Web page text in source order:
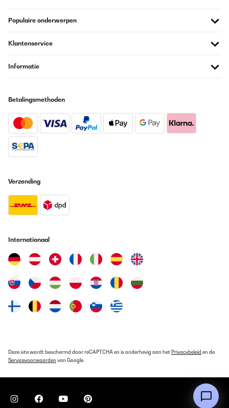
Populaire onderwerpen
Klantenservice
Informatie
Betalingsmethoden
Verzending
Internationaal
Deze site wordt beschermd door reCAPTCHA en is onderhevig aan het Privacybeleid en de
Servicevoorwaarden van Google.